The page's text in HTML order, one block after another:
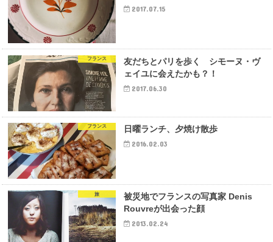
2017.07.15
フランス
友だちとパリを歩く シモーヌ・ヴ
ェイユに会えたかも？！
2017.06.30
フランス 日曜ランチ、夕焼け散歩
2016.02.03
旅
被災地でフランスの写真家 Denis
Rouvreが出会った顔
2013.02.24